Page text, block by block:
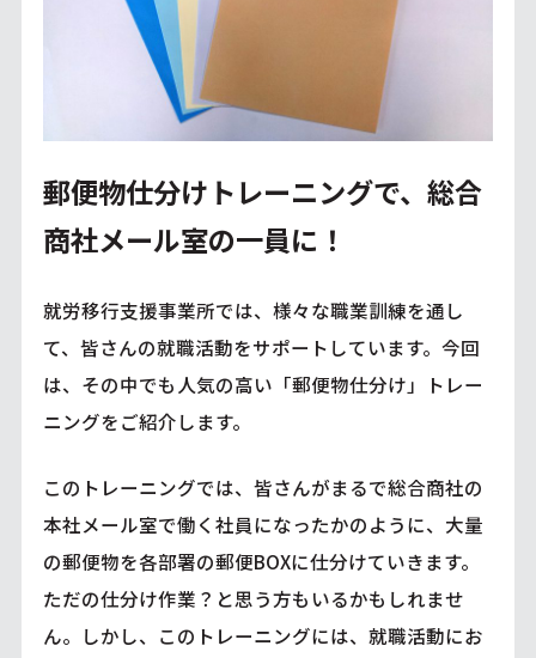
郵便物仕分けトレーニングで、総合
商社メール室の一員に！
就労移行支援事業所では、様々な職業訓練を通し
て、皆さんの就職活動をサポートしています。今回
は、その中でも人気の高い「郵便物仕分け」トレー
ニングをご紹介します。
このトレーニングでは、皆さんがまるで総合商社の
本社メール室で働く社員になったかのように、大量
の郵便物を各部署の郵便BOXに仕分けていきます。
ただの仕分け作業？と思う方もいるかもしれませ
ん。しかし、このトレーニングには、就職活動にお